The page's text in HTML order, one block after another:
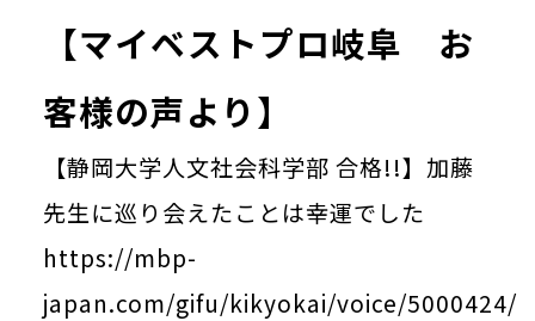
【マイベストプロ岐阜 お
客様の声より】
【静岡大学人文社会科学部 合格!!】加藤
先生に巡り会えたことは幸運でした
https://mbp-
japan.com/gifu/kikyokai/voice/5000424/